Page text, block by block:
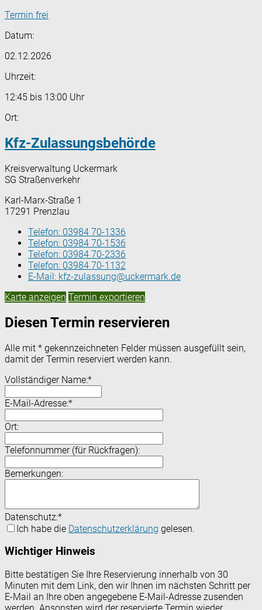
Termin frei
Datum:
02.12.2026
Uhrzeit:
12:45 bis 13:00 Uhr
Ort:
Kfz-Zulassungsbehörde
Kreisverwaltung Uckermark
SG Straßenverkehr
Karl-Marx-Straße 1
17291 Prenzlau
Telefon: 03984 70-1336
Telefon: 03984 70-1536
Telefon: 03984 70-2336
Telefon: 03984 70-1132
E-Mail: kfz-zulassung@uckermark.de
Karte anzeigen Termin exportieren
Diesen Termin reservieren
Alle mit * gekennzeichneten Felder müssen ausgefüllt sein,
damit der Termin reserviert werden kann.
Vollständiger Name:*
E-Mail-Adresse:*
Ort:
Telefonnummer (für Rückfragen):
Bemerkungen:
Datenschutz:*
Ich habe die Datenschutzerklärung gelesen.
Wichtiger Hinweis
Bitte bestätigen Sie Ihre Reservierung innerhalb von 30
Minuten mit dem Link, den wir Ihnen im nächsten Schritt per
E-Mail an Ihre oben angegebene E-Mail-Adresse zusenden